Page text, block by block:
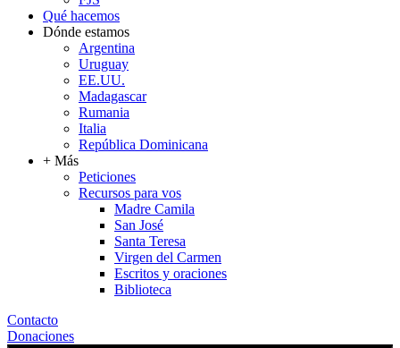
Qué hacemos
Dónde estamos
Argentina
Uruguay
EE.UU.
Madagascar
Rumania
Italia
República Dominicana
+ Más
Peticiones
Recursos para vos
Madre Camila
San José
Santa Teresa
Virgen del Carmen
Escritos y oraciones
Biblioteca
Contacto
Donaciones